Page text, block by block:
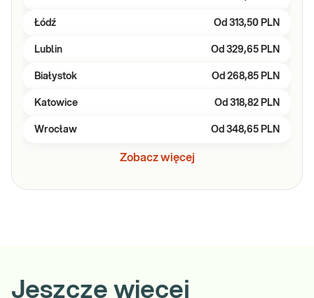
Łódź Od 313,50 PLN
Lublin Od 329,65 PLN
Białystok Od 268,85 PLN
Katowice Od 318,82 PLN
Wrocław Od 348,65 PLN
Zobacz więcej
Jeszcze więcej